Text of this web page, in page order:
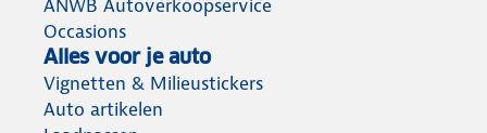
ANWB Autoverkoopservice
Occasions
Alles voor je auto
Vignetten & Milieustickers
Auto artikelen